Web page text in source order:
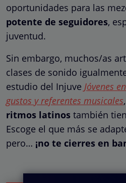
oportunidades para las
potente de seguidores,
juventud.
Sin embargo, muchos/as
clases de sonido
estudio del Injuve Jóvenes
gustos y referentes musicales,
ritmos latinos también
Escoge el que más se
pero… ¡no te cierres en